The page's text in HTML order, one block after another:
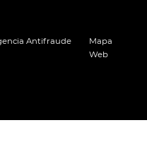
Antifraude
Mapa
Web